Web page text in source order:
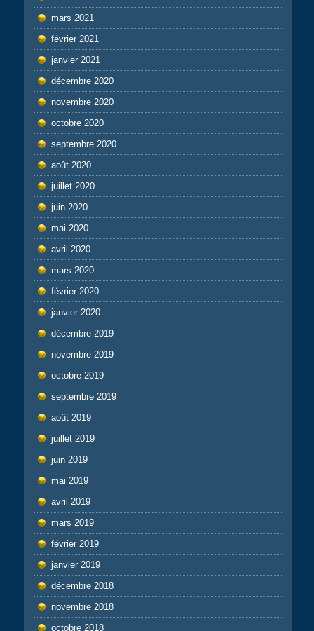
mars 2021
février 2021
janvier 2021
décembre 2020
novembre 2020
octobre 2020
septembre 2020
août 2020
juillet 2020
juin 2020
mai 2020
avril 2020
mars 2020
février 2020
janvier 2020
décembre 2019
novembre 2019
octobre 2019
septembre 2019
août 2019
juillet 2019
juin 2019
mai 2019
avril 2019
mars 2019
février 2019
janvier 2019
décembre 2018
novembre 2018
octobre 2018